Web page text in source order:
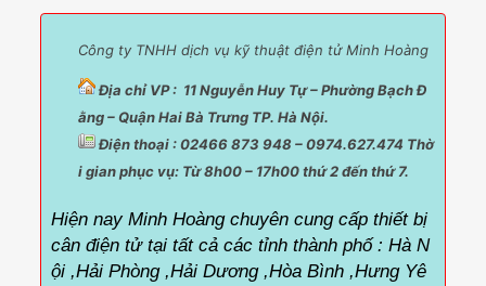
Công ty TNHH dịch vụ kỹ thuật điện tử Minh Hoàng
Địa chỉ VP : 11 Nguyễn Huy Tự – Phường Bạch Đ
ằng – Quận Hai Bà Trưng TP. Hà Nội.
Điện thoại : 02466 873 948 – 0974.627.474 Thờ
i gian phục vụ: Từ 8h00 – 17h00 thứ 2 đến thứ 7.
Hiện nay Minh Hoàng chuyên cung cấp thiết bị
cân điện tử tại tất cả các tỉnh thành phố :Hà N
ội ,Hải Phòng ,Hải Dương ,Hòa Bình ,Hưng Yê